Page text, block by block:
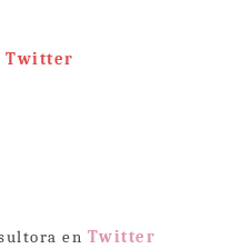
Twitter
en Twitter